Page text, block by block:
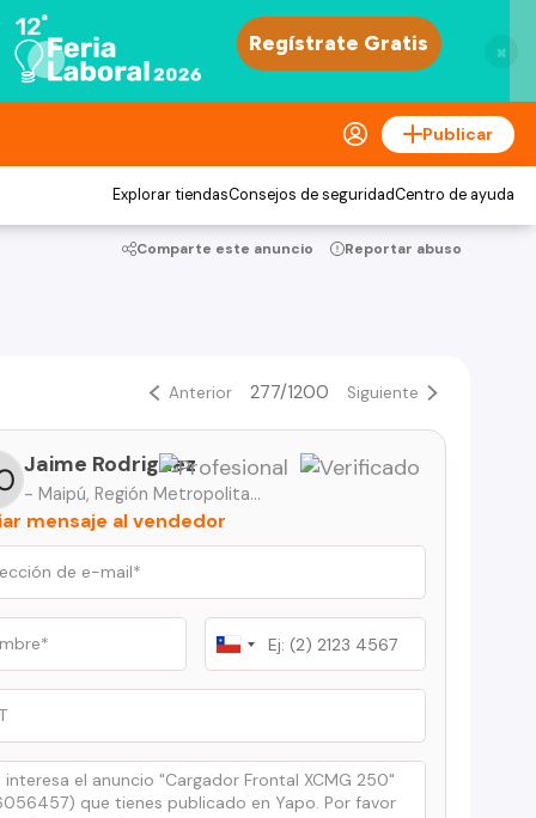
×
Publicar
Explorar tiendasConsejos de seguridadCentro de ayuda
Comparte este anuncio Reportar abuso
Anterior 277/1200 Siguiente
Jaime Rodriguez
- Maipú, Región Metropolitana
mensaje al vendedor
Chile
+56